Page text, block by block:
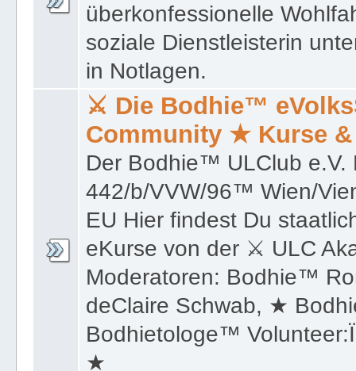
überkonfessionelle
soziale Dienstleisterin
in Notlagen.
⚔ Die Bodhie™
Community ★ Kurse
Der Bodhie™ ULClub e.V.
442/b/VVW/96™ Wien/
EU Hier findest Du
eKurse von der ⚔ ULC
Moderatoren: Bodhie™
deClaire Schwab, ★
Bodhietologe™
★